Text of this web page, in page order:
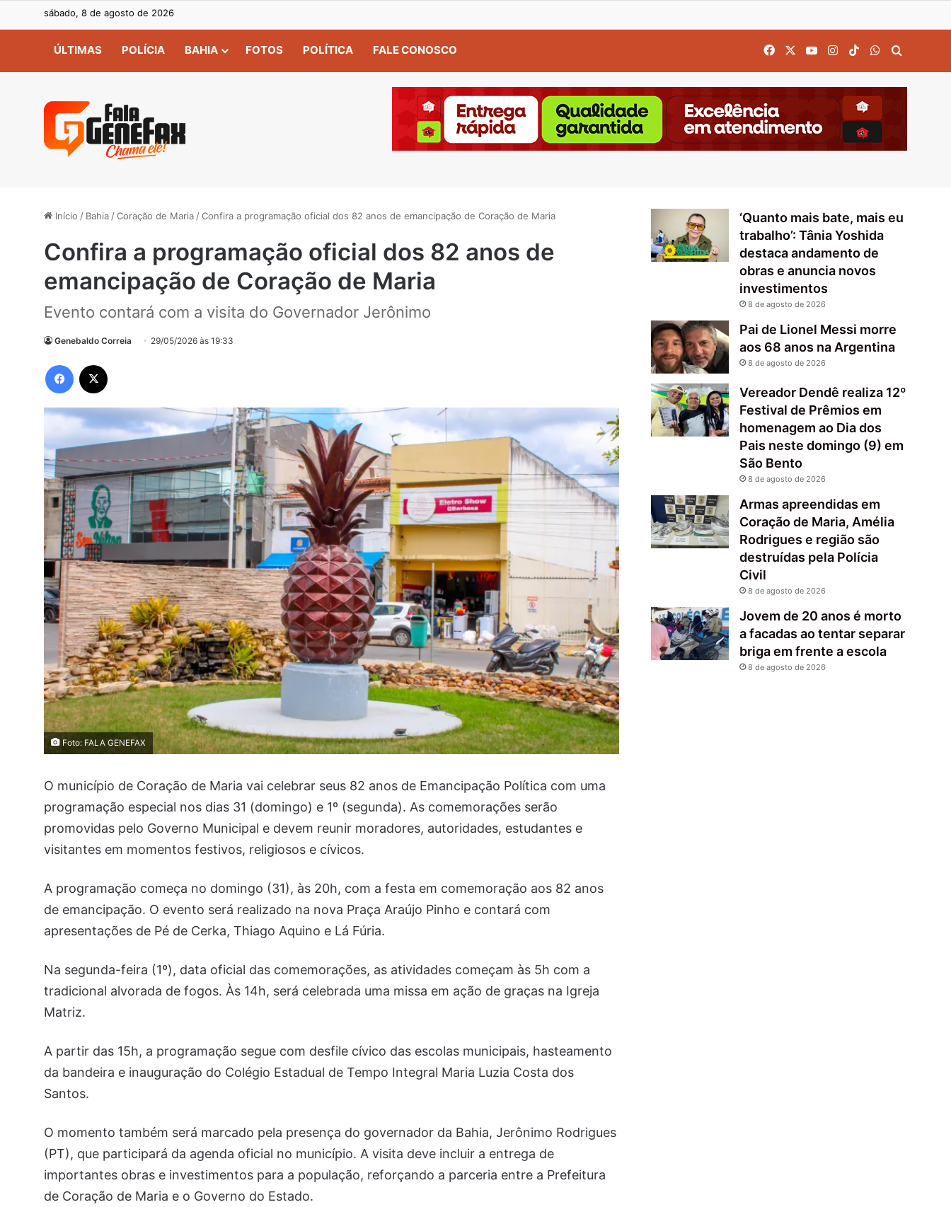
sábado, 8 de agosto de 2026
ÚLTIMAS POLÍCIA BAHIA FOTOS POLÍTICA FALE CONOSCO FacebookYouTubeInstagram
TikTokWhatsApp
Início / Bahia /Coração de Maria /Confira a programação oficial dos 82 anos de emancipação de Coração de Maria
Confira a programação oficial dos 82 anos de
emancipação de Coração de Maria
Evento contará com a visita do Governador Jerônimo
Genebaldo Correia 29/05/2026 às 19:33
Facebook
Foto: FALA GENEFAX
O município de Coração de Maria vai celebrar seus 82 anos de Emancipação Política com uma
programação especial nos dias 31 (domingo) e 1º (segunda). As comemorações serão
promovidas pelo Governo Municipal e devem reunir moradores, autoridades, estudantes e
visitantes em momentos festivos, religiosos e cívicos.
A programação começa no domingo (31), às 20h, com a festa em comemoração aos 82 anos
de emancipação. O evento será realizado na nova Praça Araújo Pinho e contará com
apresentações de Pé de Cerka, Thiago Aquino e Lá Fúria.
Na segunda-feira (1º), data oficial das comemorações, as atividades começam às 5h com a
tradicional alvorada de fogos. Às 14h, será celebrada uma missa em ação de graças na Igreja
Matriz.
A partir das 15h, a programação segue com desfile cívico das escolas municipais, hasteamento
da bandeira e inauguração do Colégio Estadual de Tempo Integral Maria Luzia Costa dos
Santos.
O momento também será marcado pela presença do governador da Bahia, Jerônimo Rodrigues
(PT), que participará da agenda oficial no município. A visita deve incluir a entrega de
importantes obras e investimentos para a população, reforçando a parceria entre a Prefeitura
de Coração de Maria e o Governo do Estado.
‘Quanto mais bate, mais eu
trabalho’: Tânia Yoshida
destaca andamento de
obras e anuncia novos
investimentos
8 de agosto de 2026
Pai de Lionel Messi morre
aos 68 anos na Argentina
8 de agosto de 2026
Vereador Dendê realiza 12º
Festival de Prêmios em
homenagem ao Dia dos
Pais neste domingo (9) em
São Bento
8 de agosto de 2026
Armas apreendidas em
Coração de Maria, Amélia
Rodrigues e região são
destruídas pela Polícia
Civil
8 de agosto de 2026
Jovem de 20 anos é morto
a facadas ao tentar separar
briga em frente a escola
8 de agosto de 2026